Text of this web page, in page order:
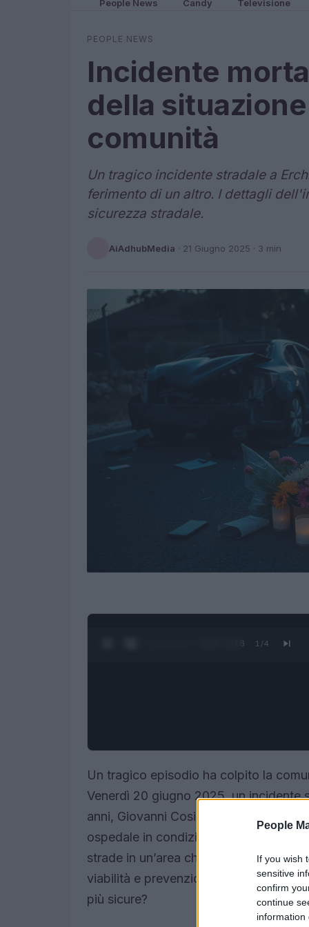
People
If you wish
sensitive
confirm
continue
information
People News Candy Televisione
PEOPLE NEWS
Incidente
della
comunità
Un tragico incidente stradale a
ferimento di un altro. I dettagli
sicurezza stradale.
AiAdhubMedia · 21 Giugno 2025 · 3 min
0:28 / 3:16 1 /4
Un tragico episodio ha colpito la
Venerdì 20 giugno 2025, un incidente
anni, Giovanni Cosimo Nigro, mentre
ospedale in condizioni gravi. Questo
strade in un’area che, come molte
viabilità e prevenzione degli incidenti.
più sicure?